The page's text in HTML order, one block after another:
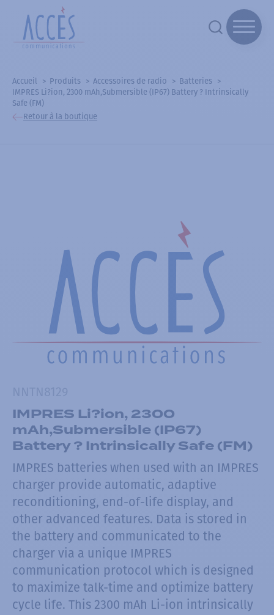
Accueil Produits Accessoires de radio
Batteries
IMPRES Li?ion, 2300 mAh,Submersible (IP67) Battery ? Intrinsically
Safe (FM)
Retour à la boutique
IMPRES Li?ion, 2300
mAh,Submersible (IP67)
Battery ? Intrinsically Safe (FM)
IMPRES batteries when used with an IMPRES
charger provide automatic, adaptive
reconditioning, end-of-life display, and
other advanced features. Data is stored in
the battery and communicated to the
charger via a unique IMPRES
communication protocol which is designed
to maximize talk-time and optimize battery
cycle life. This 2300 mAh Li-ion intrinsically